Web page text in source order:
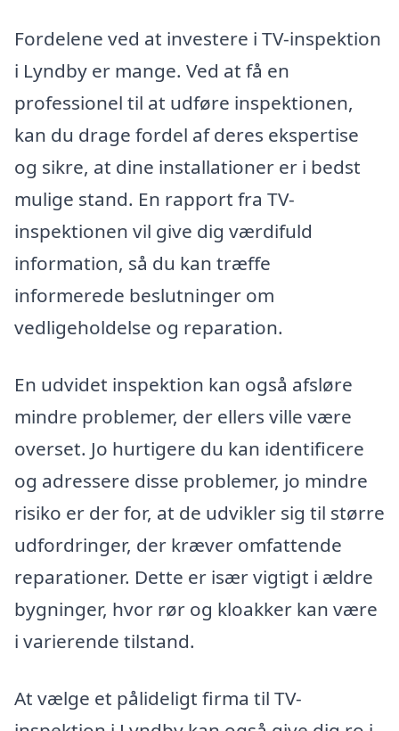
Fordelene ved at investere i TV-inspektion
i Lyndby er mange. Ved at få en
professionel til at udføre inspektionen,
kan du drage fordel af deres ekspertise
og sikre, at dine installationer er i bedst
mulige stand. En rapport fra TV-
inspektionen vil give dig værdifuld
information, så du kan træffe
informerede beslutninger om
vedligeholdelse og reparation.
En udvidet inspektion kan også afsløre
mindre problemer, der ellers ville være
overset. Jo hurtigere du kan identificere
og adressere disse problemer, jo mindre
risiko er der for, at de udvikler sig til større
udfordringer, der kræver omfattende
reparationer. Dette er især vigtigt i ældre
bygninger, hvor rør og kloakker kan være
i varierende tilstand.
At vælge et pålideligt firma til TV-